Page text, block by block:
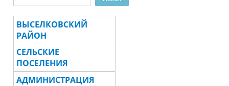
ВЫСЕЛКОВСКИЙ
РАЙОН
СЕЛЬСКИЕ
ПОСЕЛЕНИЯ
АДМИНИСТРАЦИЯ